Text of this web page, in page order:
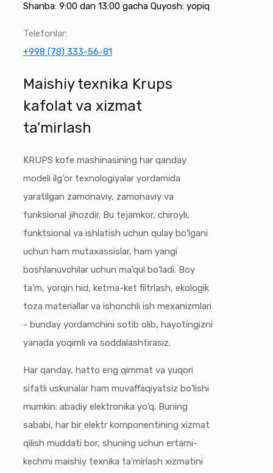
Shanba: 9:00 dan 13:00 gacha Quyosh: yopiq
Telefonlar:
+998 (78) 333-56-81
Maishiy texnika Krups
kafolat va xizmat
ta'mirlash
KRUPS kofe mashinasining har qanday
modeli ilg‘or texnologiyalar yordamida
yaratilgan zamonaviy, zamonaviy va
funksional jihozdir. Bu tejamkor, chiroyli,
funktsional va ishlatish uchun qulay bo'lgani
uchun ham mutaxassislar, ham yangi
boshlanuvchilar uchun ma'qul bo'ladi. Boy
ta'm, yorqin hid, ketma-ket filtrlash, ekologik
toza materiallar va ishonchli ish mexanizmlari
- bunday yordamchini sotib olib, hayotingizni
yanada yoqimli va soddalashtirasiz.
Har qanday, hatto eng qimmat va yuqori
sifatli uskunalar ham muvaffaqiyatsiz bo'lishi
mumkin: abadiy elektronika yo'q. Buning
sababi, har bir elektr komponentining xizmat
qilish muddati bor, shuning uchun ertami-
kechmi maishiy texnika ta'mirlash xizmatini